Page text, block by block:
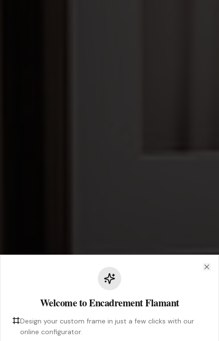
Welcome to Encadrement Flamant
Design your custom frame in just a few clicks with our
online configurator.